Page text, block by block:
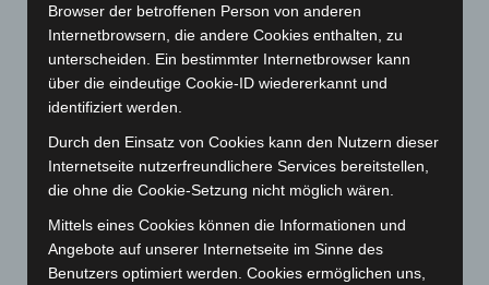
Januar 2024(111)
Dezember 2023(130)
November 2023(130)
Oktober 2023(114)
September 2023(133)
August 2023(134)
Juni 2023 (142)
Mai 2023(139)
Browser der betroffenen Person von anderen
Internetbrowsern, die andere Cookies enthalten, zu
unterscheiden. Ein bestimmter Internetbrowser kann
über die eindeutige Cookie-ID wiedererkannt und
identifiziert werden.
Durch den Einsatz von Cookies kann den Nutzern dieser
Internetseite nutzerfreundlichere Services bereitstellen,
die ohne die Cookie-Setzung nicht möglich wären.
Mittels eines Cookies können die Informationen und
Angebote auf unserer Internetseite im Sinne des
Benutzers optimiert werden. Cookies ermöglichen uns,